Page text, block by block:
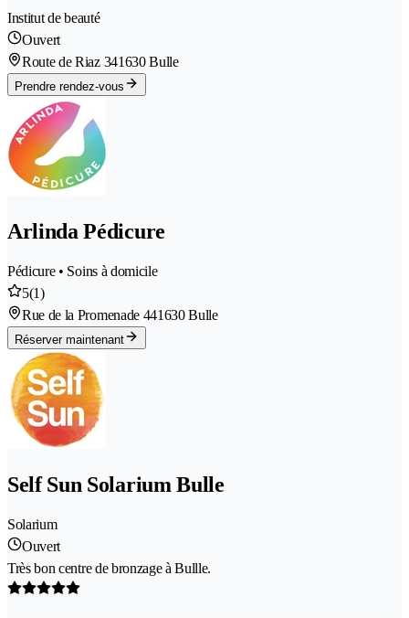
Institut de beauté
Ouvert
Route de Riaz 341630 Bulle
Prendre rendez-vous
Arlinda Pédicure
Pédicure • Soins à domicile
5(1)
Rue de la Promenade 441630 Bulle
Réserver maintenant
Self Sun Solarium Bulle
Solarium
Ouvert
Très bon centre de bronzage à Bullle.